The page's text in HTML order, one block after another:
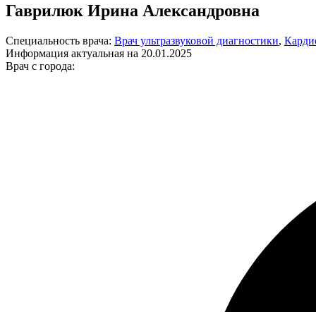
Гаврилюк Ирина Александровна
Специальность врача: Врач ультразвуковой диагностики,
Информация актуальная на 20.01.2025
Врач с города: